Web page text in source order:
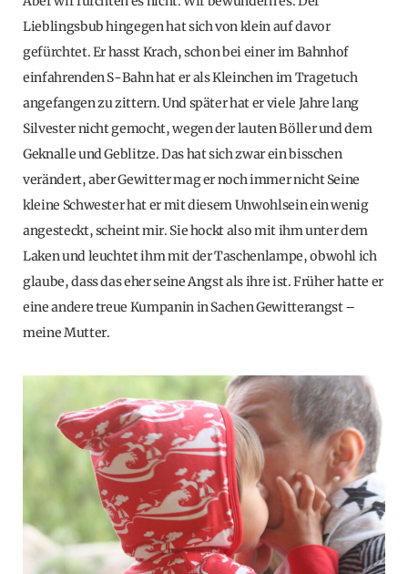
Lieblingsbub hingegen hat sich von klein auf davor
gefürchtet. Er hasst Krach, schon bei einer im Bahnhof
einfahrenden S-Bahn hat er als Kleinchen im Tragetuch
angefangen zu zittern. Und später hat er viele Jahre lang
Silvester nicht gemocht, wegen der lauten Böller und dem
Geknalle und Geblitze. Das hat sich zwar ein bisschen
verändert, aber Gewitter mag er noch immer nicht Seine
kleine Schwester hat er mit diesem Unwohlsein ein wenig
angesteckt, scheint mir. Sie hockt also mit ihm unter dem
Laken und leuchtet ihm mit der Taschenlampe, obwohl ich
glaube, dass das eher seine Angst als ihre ist. Früher hatte er
eine andere treue Kumpanin in Sachen Gewitterangst –
meine Mutter.